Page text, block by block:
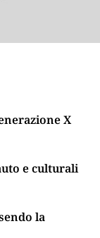
X
e culturali
la